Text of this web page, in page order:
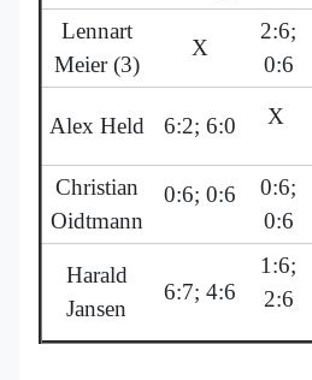
Lennart
Meier (3)
X
2:6;
0:6
Alex Held 6:2; 6:0 X
Christian
Oidtmann
0:6; 0:6
0:6;
0:6
Harald
Jansen
6:7; 4:6
1:6;
2:6